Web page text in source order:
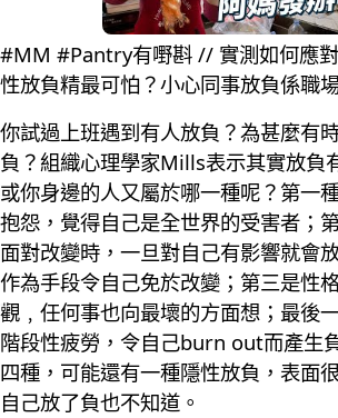
#MM #Pantry有嘢斟 // 實測如何應
性放負精最可怕？小心同事放負係職
你試過上班遇到有人放負？為甚麼有
負？組織心理學家Mills表示其實放負
或你身邊的人又屬於哪一種呢？第一
抱怨，覺得自己是全世界的受害者；
面對改變時，一旦對自己有影響就會
作為手段令自己免於改變；第三是性
觀﹐任何事也向最壞的方面想；最後
階段性疲勞，令自己burn out而產生
四種，可能還有一種隱性放負，表面
自己放了負也不知道。